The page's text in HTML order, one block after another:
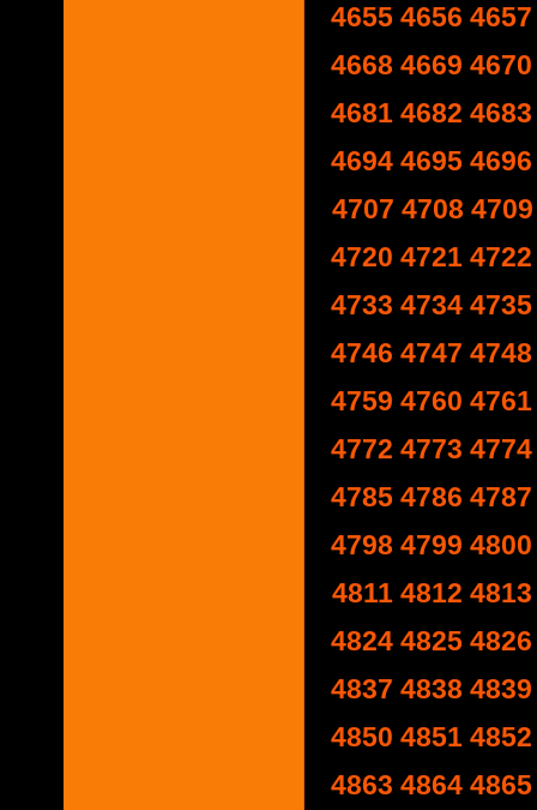
4655 4656 4657
4668 4669 4670
4681 4682 4683
4694 4695 4696
4707 4708 4709
4720 4721 4722
4733 4734 4735
4746 4747 4748
4759 4760 4761
4772 4773 4774
4785 4786 4787
4798 4799 4800
4811 4812 4813
4824 4825 4826
4837 4838 4839
4850 4851 4852
4863 4864 4865